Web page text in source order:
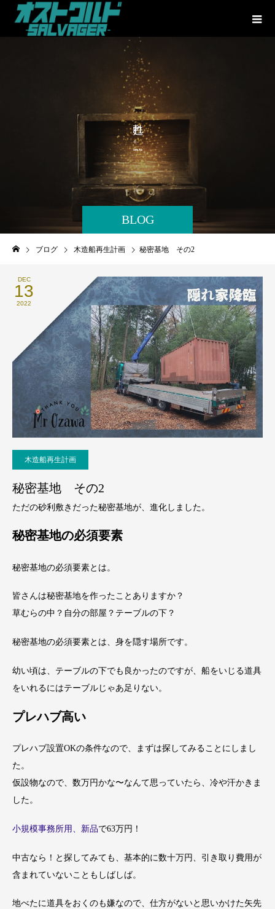
BLOG
れ
、
。
ブログ 木造船再生計画 秘密基地 その2
DEC
13
2022
木造船再生計画
秘密基地 その2
ただの砂利敷きだった秘密基地が、進化しました。
秘密基地の必須要素
秘密基地の必須要素とは。
皆さんは秘密基地を作ったことありますか？
草むらの中？自分の部屋？テーブルの下？
秘密基地の必須要素とは、身を隠す場所です。
幼い頃は、テーブルの下でも良かったのですが、船をいじる道具
をいれるにはテーブルじゃあ足りない。
プレハブ高い
プレハブ設置OKの条件なので、まずは探してみることにしまし
た。
仮設物なので、数万円かな〜なんて思っていたら、冷や汗かきま
した。
小規模事務所用、新品で63万円！
中古なら！と探してみても、基本的に数十万円、引き取り費用が
含まれていないこともしばしば。
地べたに道具をおくのも嫌なので、仕方がないと思いかけた矢先